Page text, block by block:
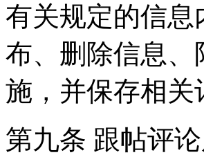
有关规定的信
布、删除信息
施，并保存相关
第九条 跟帖评